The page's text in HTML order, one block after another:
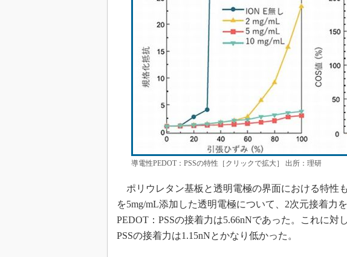
導電性PEDOT：PSSの特性［クリックで拡大］ 出所：理研
ポリウレタン基板と透明電極の界面における特性
を5mg/mL添加した透明電極について、2次元接着力
PEDOT：PSSの接着力は5.66nNであった。これに対
PSSの接着力は1.15nNとかなり低かった。